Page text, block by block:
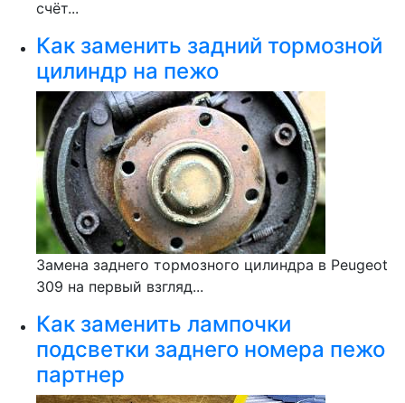
счёт...
Как заменить задний тормозной
цилиндр на пежо
Замена заднего тормозного цилиндра в Peugeot
309 на первый взгляд...
Как заменить лампочки
подсветки заднего номера пежо
партнер